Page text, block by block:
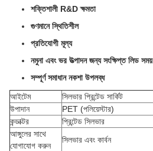
শক্তিশালী R&D ক্ষমতা
গুণমানে স্থিতিশীল
প্রতিযোগী মূল্য
নমুনা এবং ভর উত্পাদন জন্য সংক্ষিপ্ত লিড সময়
সম্পূর্ণ সমাধান নকশা উপলব্ধ
আইটেম
সিলভার প্রিন্টেড সার্কিট
উপাদান
PET (পলিয়েস্টার)
কন্ডাক্টর
প্রিন্টেড সিলভার
আঙ্গুলের সাথে
যোগাযোগ করুন
সিলভার এবং কার্বন